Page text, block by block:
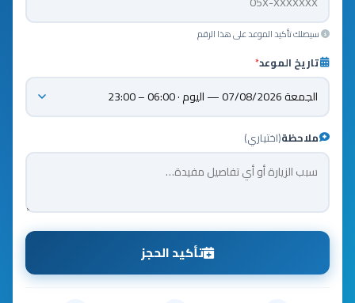
سيصلك تأكيد الموعد على هذا الرقم
تاريخ الموعد*
ملاحظة(اختياري)
تأكيد الحجز